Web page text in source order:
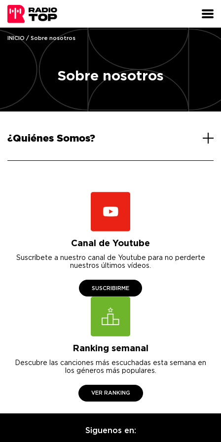
INICIO / Sobre nosotros
Sobre nosotros
¿Quiénes Somos?
Canal de Youtube
Suscríbete a nuestro canal de Youtube para no perderte
nuestros últimos vídeos.
SUSCRIBIRME
Ranking semanal
Descubre las canciones más escuchadas esta semana en
los géneros más populares.
VER RANKING
Siguenos en: